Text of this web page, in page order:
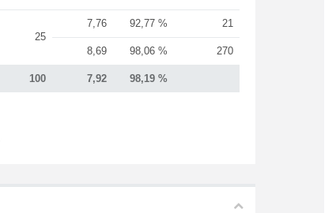
100 7,92 98,19 %
25
7,76 92,77 % 21
8,69 98,06 % 270